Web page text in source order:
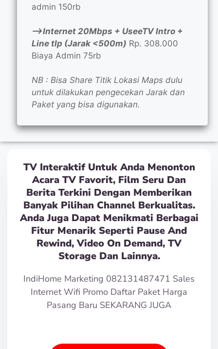
admin 150rb
—>Internet 20Mbps + UseeTV Intro +
Line tlp (Jarak <500m) Rp. 308.000
Biaya Admin 75rb
NB : Bisa Share Titik Lokasi Maps dulu
untuk dilakukan pengecekan Jarak dan
Paket yang bisa digunakan.
TV Interaktif Untuk Anda Menonton
Acara TV Favorit, Film Seru Dan
Berita Terkini Dengan Memberikan
Banyak Pilihan Channel Berkualitas.
Anda Juga Dapat Menikmati Berbagai
Fitur Menarik Seperti Pause And
Rewind, Video On Demand, TV
Storage Dan Lainnya.
IndiHome Marketing 082131487471 Sales
Internet Wifi Promo Daftar Paket Harga
Pasang Baru SEKARANG JUGA